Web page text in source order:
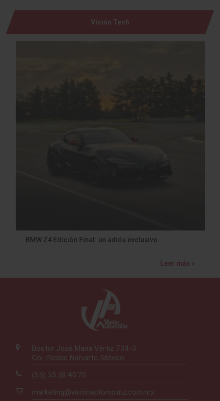
Visión Tech
BMW Z4 Edición Final: un adiós exclusivo
Leer más »
Doctor José María Vértiz 734-3
Col. Piedad Narvarte, México
(55) 55.38.40.70
marketing@visionautomotriz.com.mx